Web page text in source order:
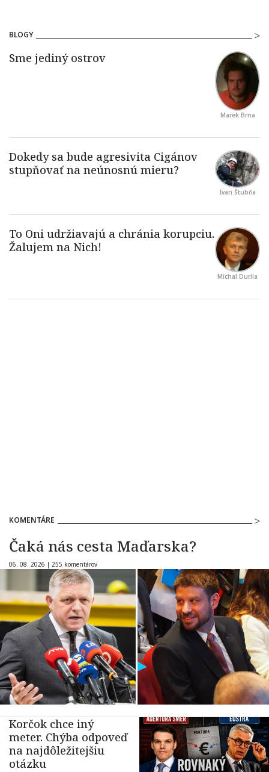
BLOGY
Marek Brna
Ivan Štubňa
Michal Durila
KOMENTÁRE
Čaká nás cesta Maďarska?
06. 08. 2026 | 255 komentárov
Korčok chce iný
meter. Chýba odpoveď
na najdôležitejšiu
otázku